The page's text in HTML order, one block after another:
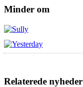
Minder om
Relaterede nyheder